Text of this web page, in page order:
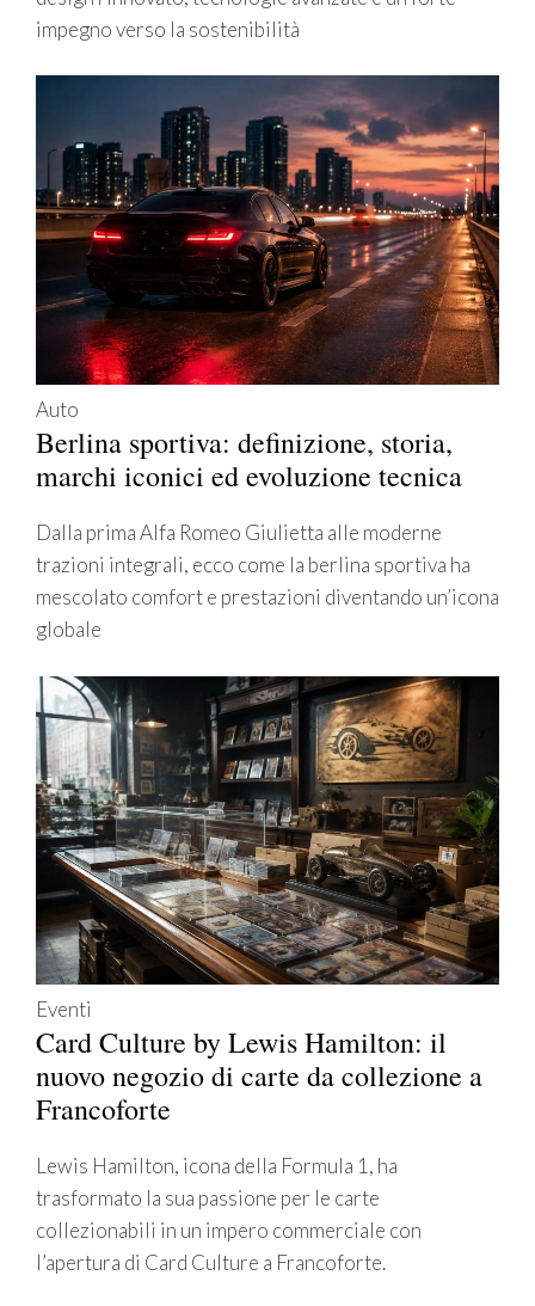
impegno verso la sostenibilità
Auto
Berlina sportiva: definizione, storia,
marchi iconici ed evoluzione tecnica
Dalla prima Alfa Romeo Giulietta alle moderne
trazioni integrali, ecco come la berlina sportiva ha
mescolato comfort e prestazioni diventando un’icona
globale
Eventi
Card Culture by Lewis Hamilton: il
nuovo negozio di carte da collezione a
Francoforte
Lewis Hamilton, icona della Formula 1, ha
trasformato la sua passione per le carte
collezionabili in un impero commerciale con
l’apertura di Card Culture a Francoforte.